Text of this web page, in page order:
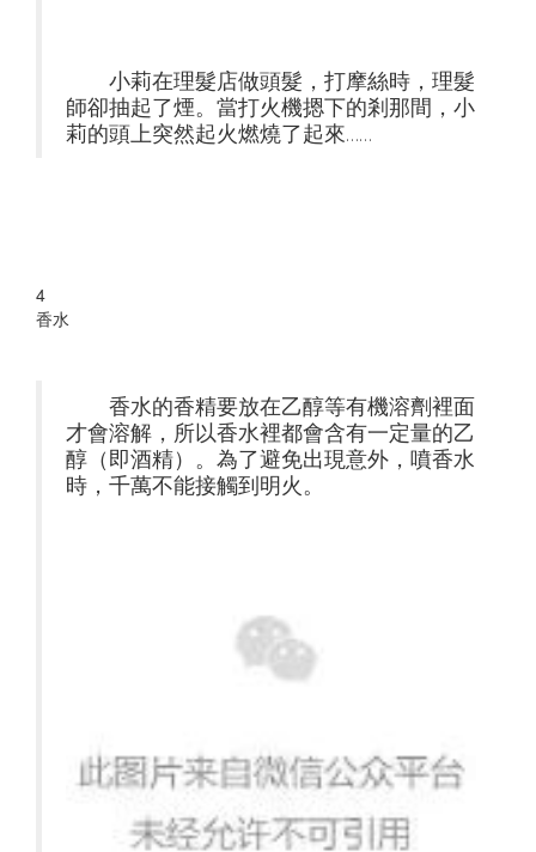
小莉在理髮店做頭髮，打摩絲時，理髮
師卻抽起了煙。當打火機摁下的剎那間，小
莉的頭上突然起火燃燒了起來……
4
香水
香水的香精要放在乙醇等有機溶劑裡面
才會溶解，所以香水裡都會含有一定量的乙
醇（即酒精）。為了避免出現意外，噴香水
時，千萬不能接觸到明火。